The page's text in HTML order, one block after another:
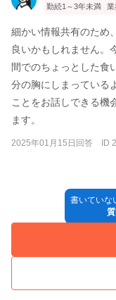
勤続1～3年未満
業
細かい情報共有のため
良いかもしれません。
間でのちょっとした食
分の胸にしまっている
ことをお話しできる機
ます。
2025年01月15日回答 ID
書いていな